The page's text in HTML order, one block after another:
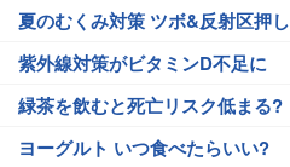
夏のむくみ対策 ツボ&反射区押し
紫外線対策がビタミンD不足に
緑茶を飲むと死亡リスク低まる?
ヨーグルト いつ食べたらいい?